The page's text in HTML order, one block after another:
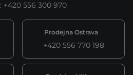
: +420 556 300 970
Prodejna Ostrava
+420 556 770 198